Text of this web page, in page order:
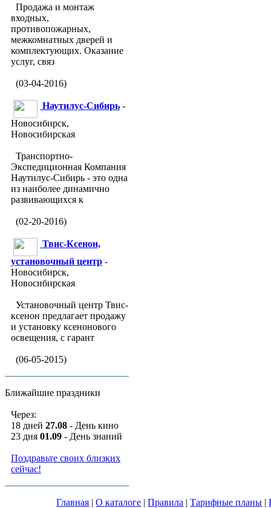
Продажа и монтаж
входных,
противопожарных,
межкомнатных дверей и
комплектующих. Оказание
услуг, связ
(03-04-2016)
Наутилус-Сибирь -
Новосибирск,
Новосибирская
Транспортно-
Экспедиционная Компания
Наутилус-Сибирь - это одна
из наиболее динамично
развивающихся к
(02-20-2016)
Твис-Ксенон,
установочный центр -
Новосибирск,
Новосибирская
Установочный центр Твис-
ксенон предлагает продажу
и установку ксенонового
освещения, с гарант
(06-05-2015)
Ближайшие праздники
Через:
18 дней 27.08 - День кино
23 дня 01.09 - День знаний
Поздравьте своих близких
сейчас!
Главная |О каталоге |Правила |Тарифные планы |